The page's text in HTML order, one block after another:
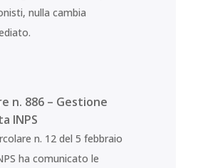
nulla cambia
n. 886 – Gestione
INPS
n. 12 del 5 febbraio
ha comunicato le